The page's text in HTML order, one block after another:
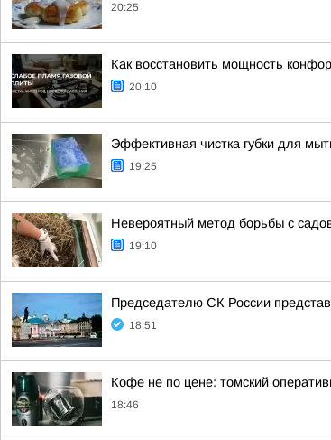
20:25
Как восстановить мощность
20:10
Эффективная чистка губки для
19:25
Невероятный метод борьбы с
19:10
Председателю СК России
18:51
Кофе не по цене: томский
18:46